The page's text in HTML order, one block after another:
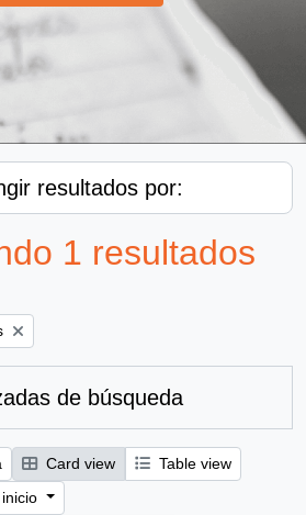
resultados por:
1 resultados
filter:
de búsqueda
Card view
Table view